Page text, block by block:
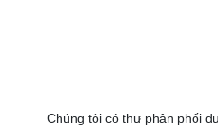
Chúng tôi có thư phân phối